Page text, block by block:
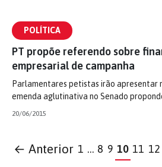
POLÍTICA
PT propõe referendo sobre
empresarial de campanha
Parlamentares petistas irão apresentar
emenda aglutinativa no Senado
20/06/2015
← Anterior 1 … 8 9 10 11 12